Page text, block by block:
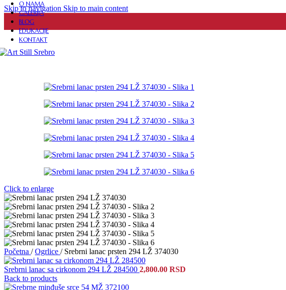
Skip to navigation Skip to main content
O NAMA
GALERIJA
BLOG
EDUKACIJE
KONTAKT
DIZAJNERSKE HALJINE
OGRLICE
PRIVESCI
SETOVI
MINĐUŠE
NARUKVICE
Click to enlarge
Početna / Ogrlice / Srebrni lanac prsten 294 LŽ 374030
Srebrni lanac sa cirkonom 294 LŽ 284500 2,800.00 RSD
Back to products